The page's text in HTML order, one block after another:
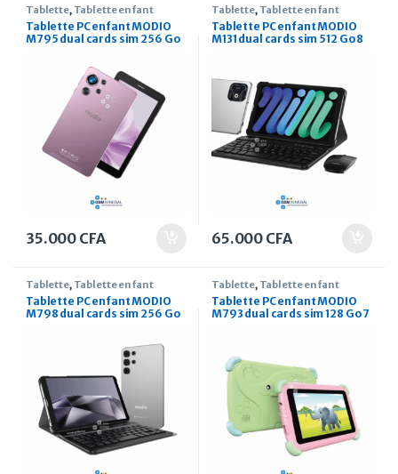
Tablette, Tablette enfant
Tablette PC enfant MODIO
M795 dual cards sim 256 Go
35.000 CFA
Tablette, Tablette enfant
Tablette PC enfant MODIO
M131 dual cards sim 512 Go 8
65.000 CFA
Tablette, Tablette enfant
Tablette PC enfant MODIO
M798 dual cards sim 256 Go
Tablette, Tablette enfant
Tablette PC enfant MODIO
M793 dual cards sim 128 Go 7